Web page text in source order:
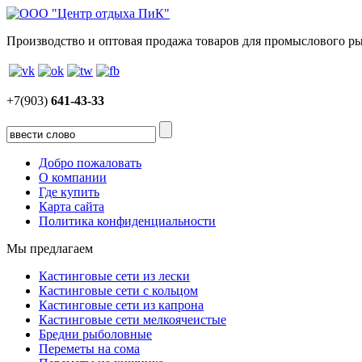
Производство и оптовая продажа товаров для промыслового
+7(903) 641-43-33
Добро пожаловать
О компании
Где купить
Карта сайта
Политика конфиденциальности
Мы предлагаем
Кастинговые сети из лески
Кастинговые сети с кольцом
Кастинговые сети из капрона
Кастинговые сети мелкоячеистые
Бредни рыболовные
Переметы на сома